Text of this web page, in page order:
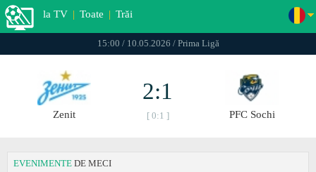
la TV | Toate | Trăi
15:00 / 10.05.2026 / Prima Ligă
Zenit
2:1
[ 0:1 ] PFC Sochi
EVENIMENTE DE MECI